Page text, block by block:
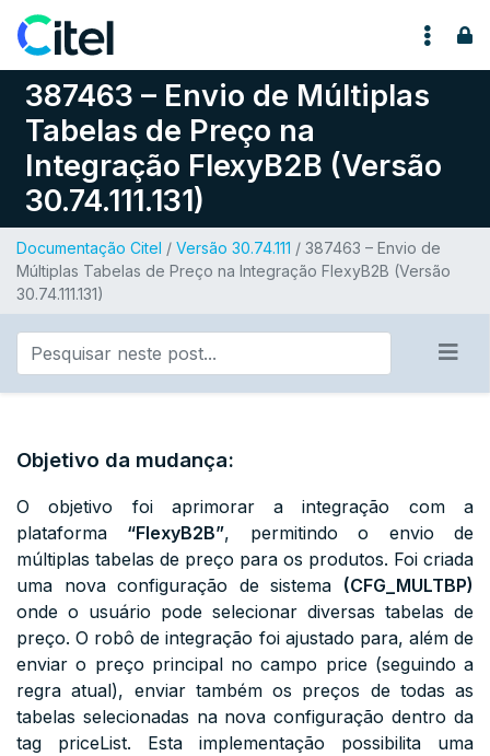
Pular para o conteúdo
387463 – Envio de Múltiplas
Tabelas de Preço na
Integração FlexyB2B (Versão
30.74.111.131)
Documentação Citel / Versão 30.74.111 / 387463 – Envio de
Múltiplas Tabelas de Preço na Integração FlexyB2B (Versão
30.74.111.131)
Objetivo da mudança:
O objetivo foi aprimorar a integração com a
plataforma “FlexyB2B”, permitindo o envio de
múltiplas tabelas de preço para os produtos. Foi criada
uma nova configuração de sistema (CFG_MULTBP)
onde o usuário pode selecionar diversas tabelas de
preço. O robô de integração foi ajustado para, além de
enviar o preço principal no campo price(seguindo a
regra atual), enviar também os preços de todas as
tabelas selecionadas na nova configuração dentro da
tag priceList. Esta implementação possibilita uma